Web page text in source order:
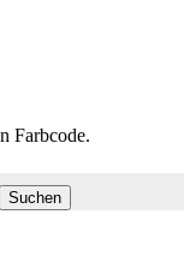
Farbcode.
Suchen